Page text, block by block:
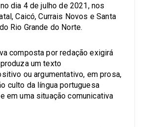
dia 4 de julho de 2021, nos
Caicó, Currais Novos e Santa
Rio Grande do Norte.
composta por redação exigirá
um texto
ou argumentativo, em prosa,
culto da língua portuguesa
em uma situação comunicativa